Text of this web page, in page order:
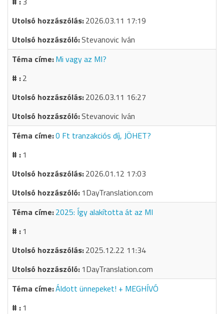
2026.03.11 17:19
Stevanovic Iván
Mi vagy az MI?
2
2026.03.11 16:27
Stevanovic Iván
0 Ft tranzakciós díj, JÖHET?
1
2026.01.12 17:03
1DayTranslation.com
2025: Így alakította át az MI
1
2025.12.22 11:34
1DayTranslation.com
Áldott ünnepeket! + MEGHÍVÓ
1